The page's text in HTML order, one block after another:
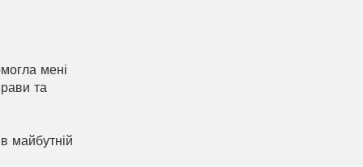
мені
та
майбутній